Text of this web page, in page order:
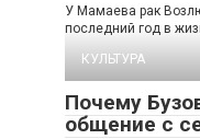
У Мамаева рак
последний год в
КУЛЬТУРА
Почему
общение с